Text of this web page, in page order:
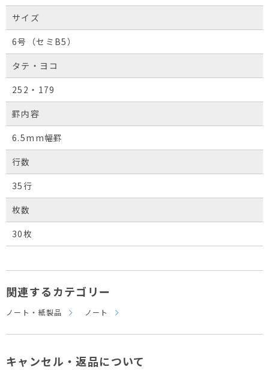
サイズ
6号（セミB5）
タテ・ヨコ
252・179
罫内容
6.5mm幅罫
行数
35行
枚数
30枚
関連するカテゴリー
ノート・紙製品 ノート
キャンセル・返品について